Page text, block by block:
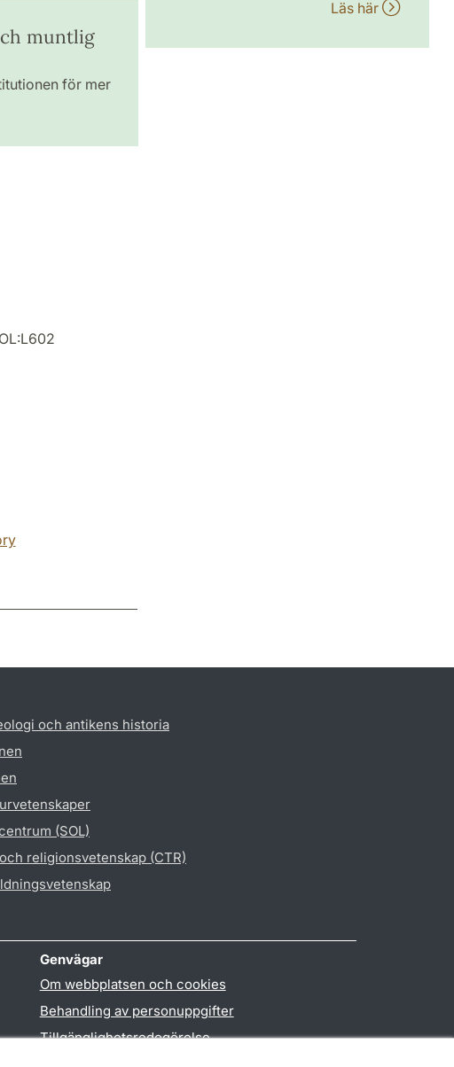
muntlig
för mer
Läs här
och antikens historia
(SOL)
religionsvetenskap (CTR)
Genvägar
Om webbplatsen och cookies
Behandling av personuppgifter
Tillgänglighetsredogörelse